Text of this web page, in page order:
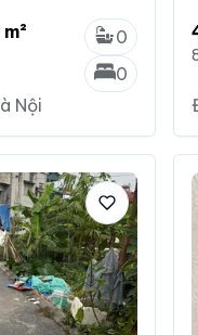
0
0
Nội